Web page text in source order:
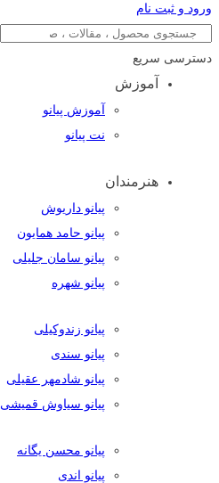
ورود و ثبت نام
دسترسی سریع
آموزش
آموزش پیانو
نت پیانو
هنرمندان
پیانو داریوش
پیانو حامد همایون
پیانو سامان جلیلی
پیانو شهره
پیانو زندوکیلی
پیانو سندی
پیانو شادمهر عقیلی
پیانو سیاوش قمیشی
پیانو محسن یگانه
پیانو اندی